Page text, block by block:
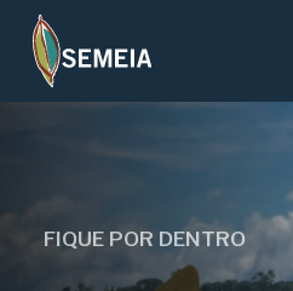
Skip
main
content
FIQUE POR DENTRO